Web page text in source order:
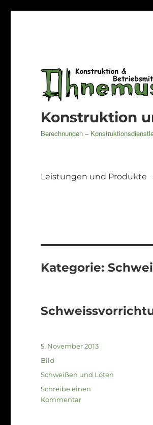
Konstruktion
Berechnungen –
Leistungen und Produkte
Kategorie:
Veröffentlicht
am
5. November 2013
Format
Bild
Kategorien
Schweißen und Löten
Schreibe einen
Kommentarzu